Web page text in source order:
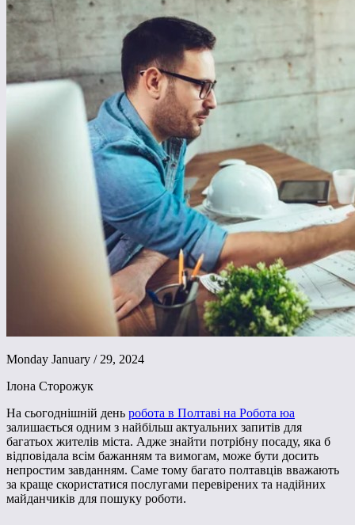
Monday January / 29, 2024
Ілона Сторожук
На сьогоднішній день робота в Полтаві на Робота юа
залишається одним з найбільш актуальних запитів для
багатьох жителів міста. Адже знайти потрібну посаду, яка б
відповідала всім бажанням та вимогам, може бути досить
непростим завданням. Саме тому багато полтавців вважають
за краще скористатися послугами перевірених та надійних
майданчиків для пошуку роботи.